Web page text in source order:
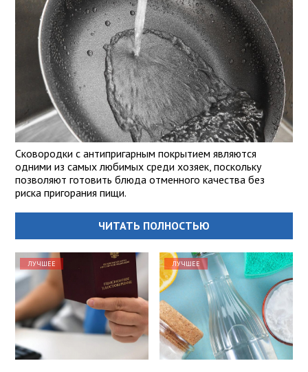
Сковородки с антипригарным покрытием являются
одними из самых любимых среди хозяек, поскольку
позволяют готовить блюда отменного качества без
риска пригорания пищи.
ЧИТАТЬ ПОЛНОСТЬЮ
ЛУЧШЕЕ ЛУЧШЕЕ